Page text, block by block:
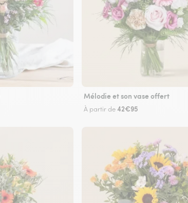
Mélodie et son vase offert
À partir de42€95